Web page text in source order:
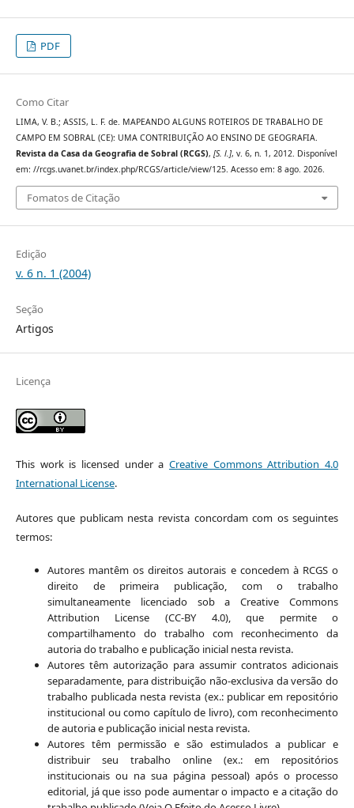
PDF
Como Citar
LIMA, V. B.; ASSIS, L. F. de. MAPEANDO ALGUNS ROTEIROS DE TRABALHO DE
CAMPO EM SOBRAL (CE): UMA CONTRIBUIÇÃO AO ENSINO DE GEOGRAFIA.
Revista da Casa da Geografia de Sobral (RCGS), [S. l.], v. 6, n. 1, 2012. Disponível
em: //rcgs.uvanet.br/index.php/RCGS/article/view/125. Acesso em: 8 ago. 2026.
Fomatos de Citação
Edição
v. 6 n. 1 (2004)
Seção
Artigos
Licença
This work is licensed under aCreative Commons Attribution 4.0
International License.
Autores que publicam nesta revista concordam com os seguintes
termos:
Autores mantêm os direitos autorais e concedem à RCGS o
direito de primeira publicação, com o trabalho
simultaneamente licenciado sob a Creative Commons
Attribution License (CC-BY 4.0), que permite o
compartilhamento do trabalho com reconhecimento da
autoria do trabalho e publicação inicial nesta revista.
Autores têm autorização para assumir contratos adicionais
separadamente, para distribuição não-exclusiva da versão do
trabalho publicada nesta revista (ex.: publicar em repositório
institucional ou como capítulo de livro), com reconhecimento
de autoria e publicação inicial nesta revista.
Autores têm permissão e são estimulados a publicar e
distribuir seu trabalho online (ex.: em repositórios
institucionais ou na sua página pessoal) após o processo
editorial, já que isso pode aumentar o impacto e a citação do